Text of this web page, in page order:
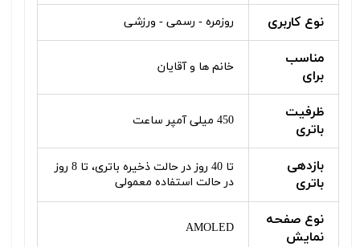
نوع کاربری روزمره - رسمی - ورزشی
مناسب
برای
خانم ها و آقایان
ظرفیت
باتری
450 میلی آمپر ساعت
بازدهی
باتری
تا 40 روز در حالت ذخیره باتری، تا 8 روز
در حالت استفاده معمولی
نوع صفحه
نمایش
AMOLED